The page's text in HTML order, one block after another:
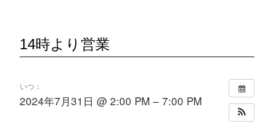
14時より営業
いつ：
2024年7月31日 @ 2:00 PM – 7:00 PM